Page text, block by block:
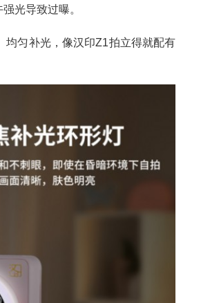
光导致过曝。
均匀补光，像汉印Z1拍立得就配有